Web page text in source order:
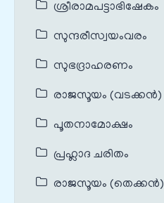
ശ്രീരാമപട്ടാഭിഷേകം
സുന്ദരീസ്വയംവരം
സുഭദ്രാഹരണം
രാജസൂയം (വടക്കൻ)
പൂതനാമോക്ഷം
പ്രഹ്ലാദ ചരിതം
രാജസൂയം (തെക്കൻ)